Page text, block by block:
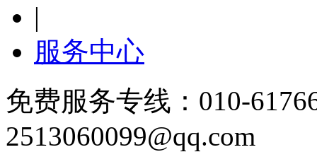
|
服务中心
免费服务专线：010-
2513060099@qq.com